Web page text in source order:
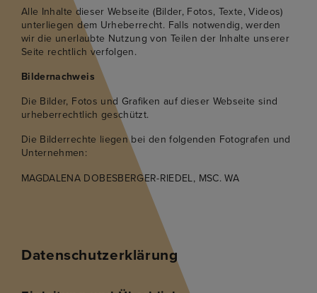
Alle Inhalte dieser Webseite (Bilder, Fotos, Texte, Videos)
unterliegen dem Urheberrecht. Falls notwendig, werden
wir die unerlaubte Nutzung von Teilen der Inhalte unserer
Seite rechtlich verfolgen.
Bildernachweis
Die Bilder, Fotos und Grafiken auf dieser Webseite sind
urheberrechtlich geschützt.
Die Bilderrechte liegen bei den folgenden Fotografen und
Unternehmen:
MAGDALENA DOBESBERGER-RIEDEL, MSC. WA
Datenschutzerklärung